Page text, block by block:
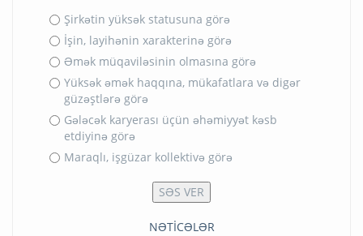
Şirkətin yüksək statusuna görə
İşin, layihənin xarakterinə görə
Əmək müqaviləsinin olmasına görə
Yüksək əmək haqqına, mükafatlara və digər
güzəştlərə görə
Gələcək karyerası üçün əhəmiyyət kəsb
etdiyinə görə
Maraqlı, işgüzar kollektivə görə
NƏTİCƏLƏR